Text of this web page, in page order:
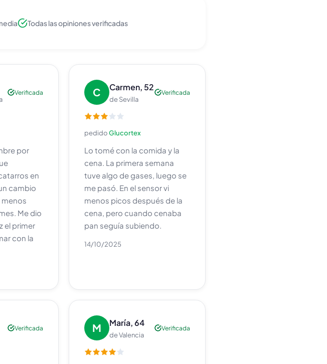
Todas las opiniones verificadas
Verificada
por
en
cambio
Me dio
el primer
con la
C Carmen, 52
de Sevilla
Verificada
pedidoGlucortex
Lo tomé con la comida y la
cena. La primera semana
tuve algo de gases, luego se
me pasó. En el sensor vi
menos picos después de la
cena, pero cuando cenaba
pan seguía subiendo.
14/10/2025
Verificada M María, 64
de Valencia
Verificada